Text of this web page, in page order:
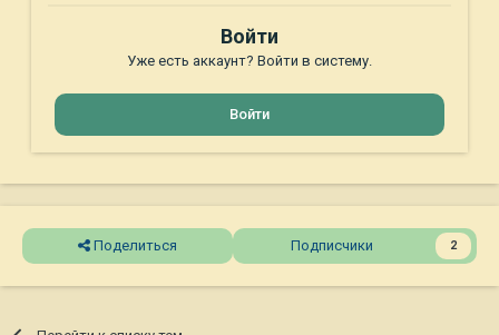
Войти
Уже есть аккаунт? Войти в систему.
Войти
Поделиться Подписчики 2